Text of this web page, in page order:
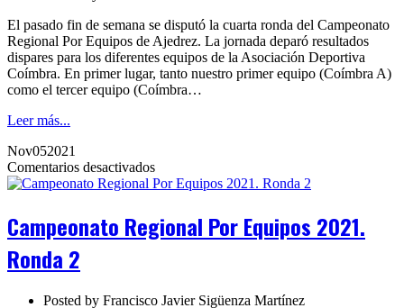
El pasado fin de semana se disputó la cuarta ronda del Campeonato
Regional Por Equipos de Ajedrez. La jornada deparó resultados
dispares para los diferentes equipos de la Asociación Deportiva
Coímbra. En primer lugar, tanto nuestro primer equipo (Coímbra A)
como el tercer equipo (Coímbra…
Leer más...
Nov052021
Comentarios desactivadosen
Campeonato
Equipos
Campeonato Regional Por Equipos 2021.
Ronda 2
Posted by Francisco Javier Sigüenza Martínez